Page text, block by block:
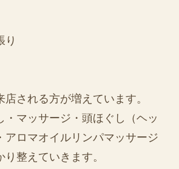
り
される方が増えています。
・マッサージ・頭ほぐし（ヘッ
アロマオイルリンパマッサージ
整えていきます。